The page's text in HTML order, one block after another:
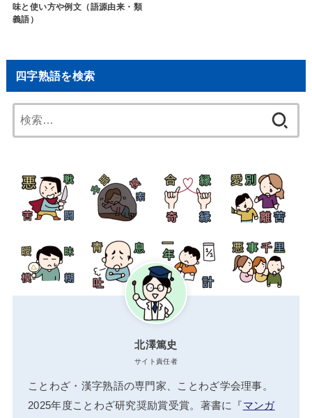
味と使い方や例文（語源由来・類
義語）
四字熟語を検索
索:
北澤篤史
サイト責任者
ことわざ・漢字熟語の専門家、ことわざ学会理事。
2025年度ことわざ研究奨励賞受賞。著書に『マンガ